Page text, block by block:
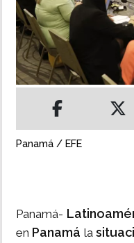
INSÓLITAS
MULTIMEDIA
Panamá / EFE
Panamá-
en Panamá la